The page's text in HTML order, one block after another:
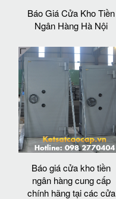
Báo Giá Cửa Kho Tiền
Ngân Hàng Hà Nội
Báo giá cửa kho tiền
ngân hàng cung cấp
chính hãng tại các cửa